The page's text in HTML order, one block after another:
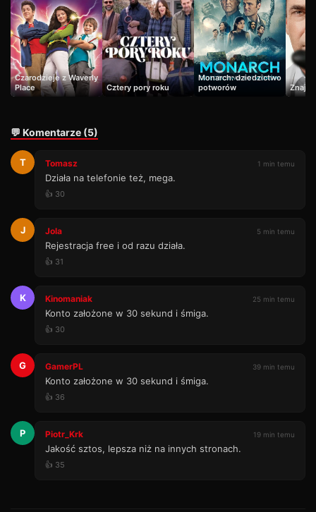
Czarodzieje z Waverly
Place
Cztery pory roku
Monarch: dziedzictwo
potworów
💬 Komentarze (5)
T Tomasz 1 min temu
Działa na telefonie też, mega.
👍 30
J Jola 5 min temu
Rejestracja free i od razu działa.
👍 31
K Kinomaniak 25 min temu
Konto założone w 30 sekund i śmiga.
👍 30
G GamerPL 39 min temu
Konto założone w 30 sekund i śmiga.
👍 36
P Piotr_Krk 19 min temu
Jakość sztos, lepsza niż na innych stronach.
👍 35